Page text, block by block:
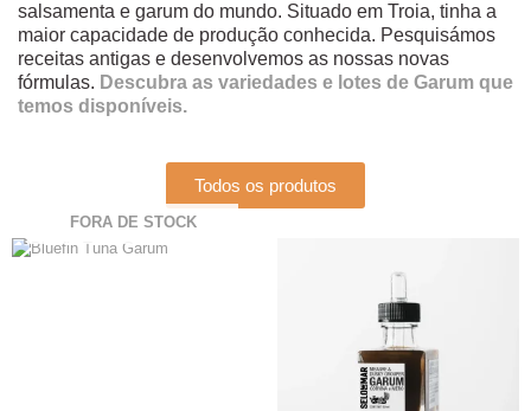
salsamenta e garum do mundo. Situado em Troia, tinha a
maior capacidade de produção conhecida. Pesquisámos
receitas antigas e desenvolvemos as nossas novas
fórmulas. Descubra as variedades e lotes de Garum que
temos disponíveis.
Todos os produtos
FORA DE STOCK